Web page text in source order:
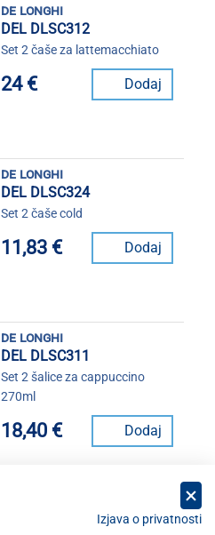
de longhi
DEL DLSC312
Set 2 čaše za lattemacchiato
24 € Dodaj
de longhi
DEL DLSC324
Set 2 čaše cold
11,83 € Dodaj
de longhi
DEL DLSC311
Set 2 šalice za cappuccino
270ml
18,40 € Dodaj
Izjava o privatnosti